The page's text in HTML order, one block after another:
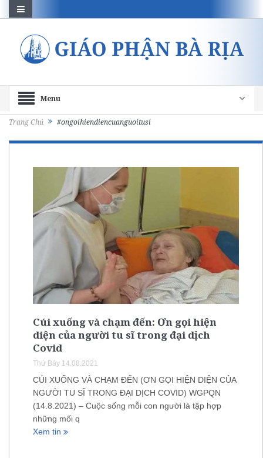
Menu
Trang Chủ #ongoihiendiencuanguoitusi
Cúi xuống và chạm đến: Ơn gọi hiện
diện của người tu sĩ trong đại dịch
Covid
Thứ Bảy 14.08.2021
CÚI XUỐNG VÀ CHẠM ĐẾN (ƠN GỌI HIỆN DIỆN CỦA
NGƯỜI TU SĨ TRONG ĐẠI DỊCH COVID) WGPQN
(14.8.2021) – Cuộc sống mỗi con người là tập hợp
những mối q
Xem tin